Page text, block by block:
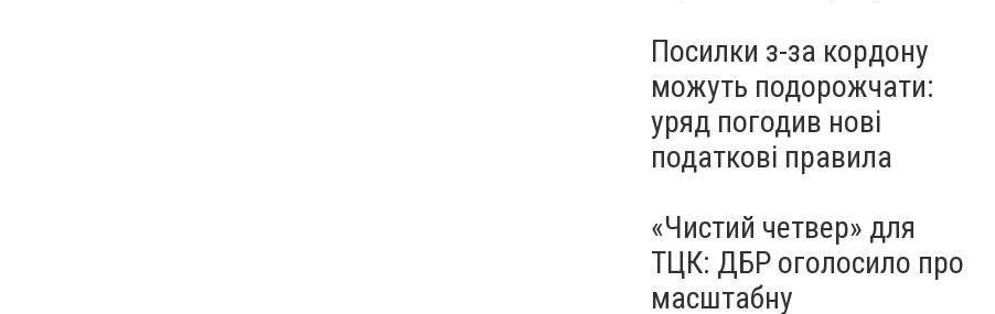
Посилки з-за кордону
можуть подорожчати:
уряд погодив нові
податкові правила
«Чистий четвер» для
ТЦК: ДБР оголосило про
масштабну